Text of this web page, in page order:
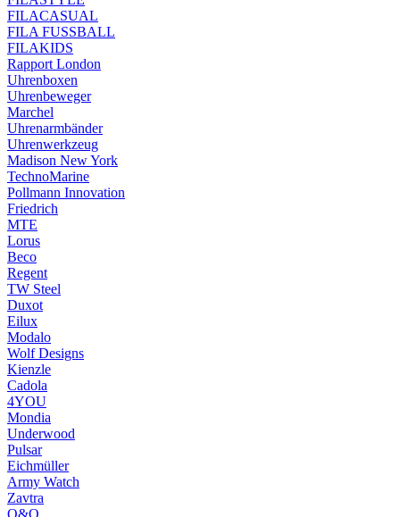
FILACASUAL
FILA FUSSBALL
FILAKIDS
Rapport London
Uhrenboxen
Uhrenbeweger
Marchel
Uhrenarmbänder
Uhrenwerkzeug
Madison New York
TechnoMarine
Pollmann Innovation
Friedrich
MTE
Lorus
Beco
Regent
TW Steel
Duxot
Eilux
Modalo
Wolf Designs
Kienzle
Cadola
4YOU
Mondia
Underwood
Pulsar
Eichmüller
Army Watch
Zavtra
Q&Q